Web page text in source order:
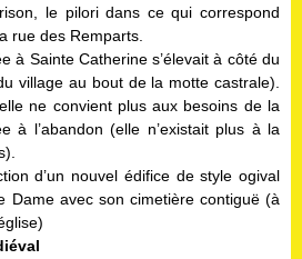
le pilori dans ce qui correspond
rue des Remparts.
à Sainte Catherine s’élevait à côté du
village au bout de la motte castrale).
ne convient plus aux besoins de la
à l’abandon (elle n’existait plus à la
d’un nouvel édifice de style ogival
Dame avec son cimetière contiguë (à